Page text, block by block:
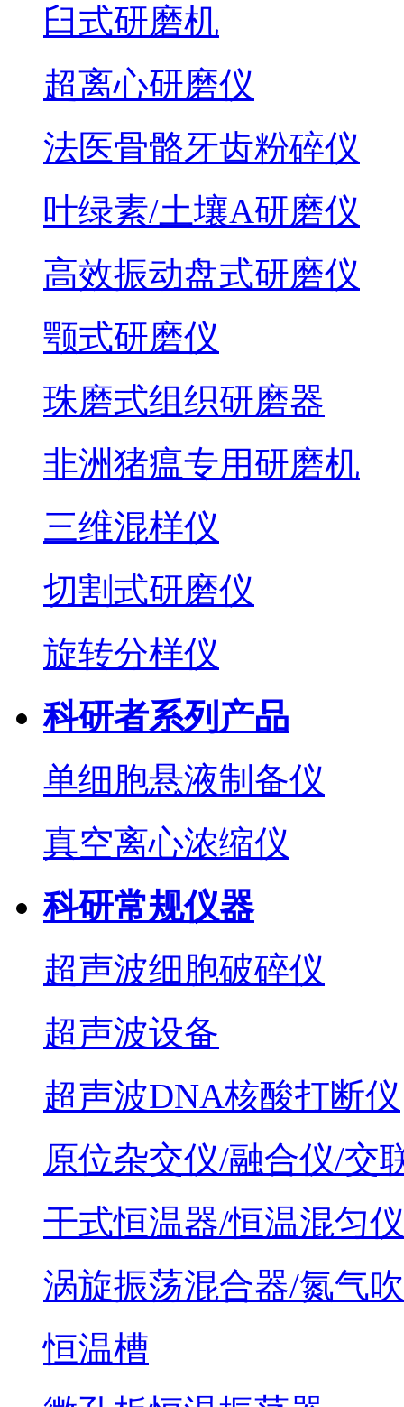
臼式研磨机
超离心研磨仪
法医骨骼牙齿粉碎仪
叶绿素/土壤A研磨仪
高效振动盘式研磨仪
颚式研磨仪
珠磨式组织研磨器
非洲猪瘟专用研磨机
三维混样仪
切割式研磨仪
旋转分样仪
科研者系列产品
单细胞悬液制备仪
真空离心浓缩仪
科研常规仪器
超声波细胞破碎仪
超声波设备
超声波DNA核酸打断仪
原位杂交仪/融合仪/交
干式恒温器/恒温混匀仪
涡旋振荡混合器/氮气
恒温槽